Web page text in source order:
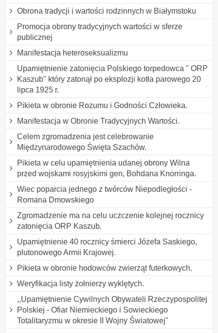
Obrona tradycji i wartości rodzinnych w Białymstoku
Promocja obrony tradycyjnych wartości w sferze
publicznej
Manifestacja heteroseksualizmu
Upamiętnienie zatonięcia Polskiego torpedowca " ORP
Kaszub" który zatonął po eksplozji kotła parowego 20
lipca 1925 r.
Pikieta w obronie Rozumu i Godności Człowieka.
Manifestacja w Obronie Tradycyjnych Wartości.
Celem zgromadzenia jest celebrowanie
Międzynarodowego Święta Szachów.
Pikieta w celu upamiętnienia udanej obrony Wilna
przed wojskami rosyjskimi gen, Bohdana Knorringa.
Wiec poparcia jednego z twórców Niepodległości -
Romana Dmowskiego
Zgromadzenie ma na celu uczczenie kolejnej rocznicy
zatonięcia ORP Kaszub.
Upamiętnienie 40 rocznicy śmierci Józefa Saskiego,
plutonowego Armii Krajowej.
Pikieta w obronie hodowców zwierząt futerkowych.
Weryfikacja listy żołnierzy wyklętych.
,,Upamiętnienie Cywilnych Obywateli Rzeczypospolitej
Polskiej - Ofiar Niemieckiego i Sowieckiego
Totalitaryzmu w okresie II Wojny Światowej"